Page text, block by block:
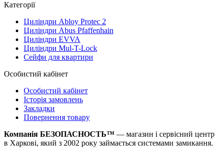
Категорії
Циліндри Abloy Protec 2
Циліндри Abus Pfaffenhain
Циліндри EVVA
Циліндри Mul-T-Lock
Сейфи для квартири
Особистий кабінет
Особистий кабінет
Історія замовлень
Закладки
Повернення товару
Компанія БЕЗОПАСНОСТЬ™ — магазин і сервісний центр
в Харкові, який з 2002 року займається системами замикання.